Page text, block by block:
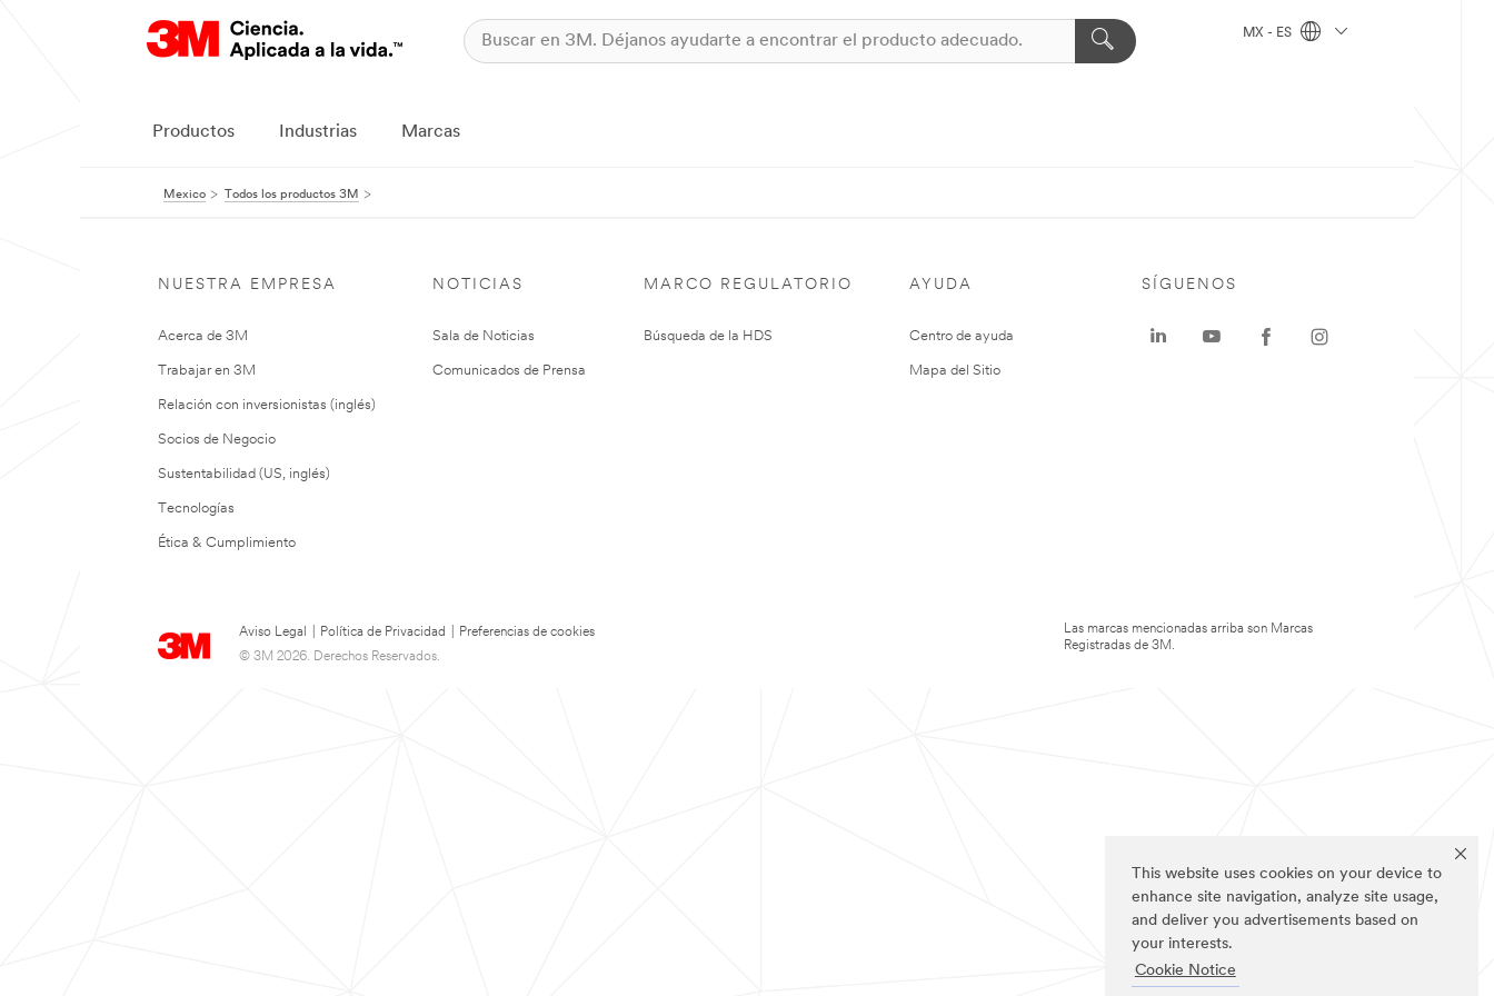
This website uses cookies on your device to
enhance site navigation, analyze site usage,
and deliver you advertisements based on
your interests.
Cookie Notice
MX - ES
Productos Industrias Marcas
Mexico Todos los productos 3M
NUESTRA EMPRESA
Acerca de 3M
Trabajar en 3M
Relación con inversionistas (inglés)
Socios de Negocio
Sustentabilidad (US, inglés)
Tecnologías
Ética & Cumplimiento
NOTICIAS
Sala de Noticias
Comunicados de Prensa
MARCO REGULATORIO
Búsqueda de la HDS
AYUDA
Centro de ayuda
Mapa del Sitio
Aviso Legal Política de Privacidad
Preferencias de cookies
© 3M 2026. Derechos Reservados.
SÍGUENOS
Las marcas mencionadas arriba son Marcas
Registradas de 3M.